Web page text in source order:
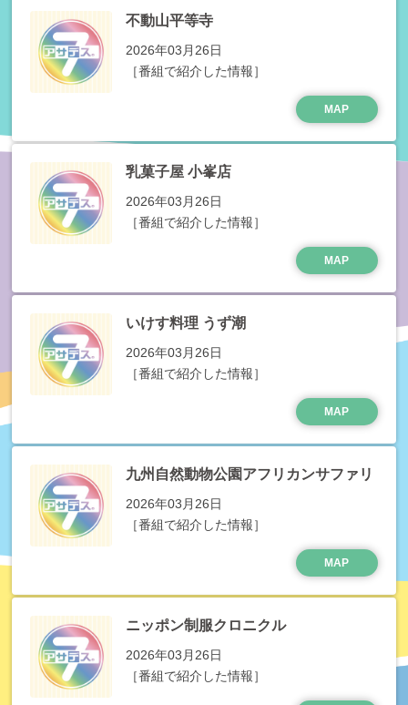
不動山平等寺
2026年03月26日
［番組で紹介した情報］
MAP
乳菓子屋 小峯店
2026年03月26日
［番組で紹介した情報］
MAP
いけす料理 うず潮
2026年03月26日
［番組で紹介した情報］
MAP
九州自然動物公園アフリカンサファリ
2026年03月26日
［番組で紹介した情報］
MAP
ニッポン制服クロニクル
2026年03月26日
［番組で紹介した情報］